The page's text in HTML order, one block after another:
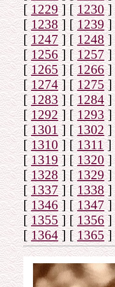
[ 1229] [1230]
[1238] [1239]
[1247] [1248]
[1256] [1257]
[1265] [1266]
[1274] [1275]
[1283] [1284]
[1292] [1293]
[1301] [1302]
[1310] [1311]
[1319] [1320]
[1328] [1329]
[1337] [1338]
[1346] [1347]
[1355] [1356]
[1364] [1365]